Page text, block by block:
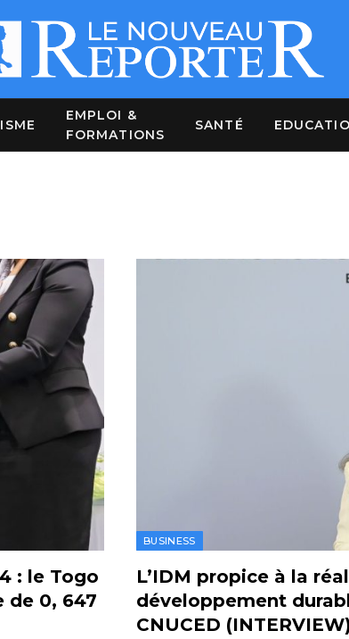
EMPLOI &
FORMATIONS
SANTÉ
: le Togo
de 0, 647
BUSINESS
L’IDM propice à la
développement
CNUCED